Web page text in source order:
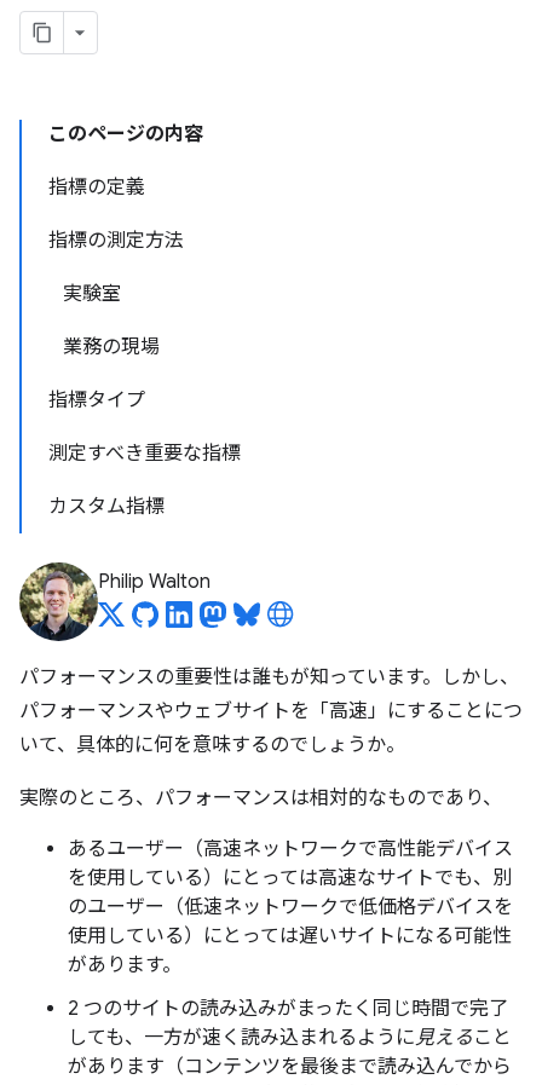
このページの内容
指標の定義
指標の測定方法
実験室
業務の現場
指標タイプ
測定すべき重要な指標
カスタム指標
Philip Walton
パフォーマンスの重要性は誰もが知っています。しかし、
パフォーマンスやウェブサイトを「高速」にすることにつ
いて、具体的に何を意味するのでしょうか。
実際のところ、パフォーマンスは相対的なものであり、
あるユーザー（高速ネットワークで高性能デバイス
を使用している）にとっては高速なサイトでも、別
のユーザー（低速ネットワークで低価格デバイスを
使用している）にとっては遅いサイトになる可能性
があります。
2 つのサイトの読み込みがまったく同じ時間で完了
しても、一方が速く読み込まれるように見える こと
があります（コンテンツを最後まで読み込んでから